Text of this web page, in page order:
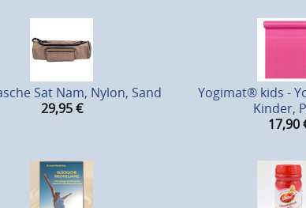
Sat Nam, Nylon, Sand
29,95 €
Yogimat® kids -
Kinder,
17,90